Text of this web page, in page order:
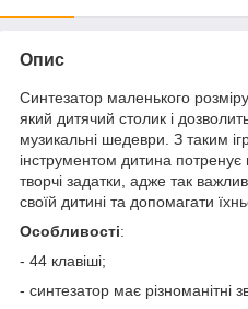
Опис
Синтезатор маленького
який дитячий столик і
музикальні шедеври. З таким
інструментом дитина потренує
творчі задатки, адже так
своїй дитині та допомагати
Особливості:
- 44 клавіші;
- синтезатор має різноманітні